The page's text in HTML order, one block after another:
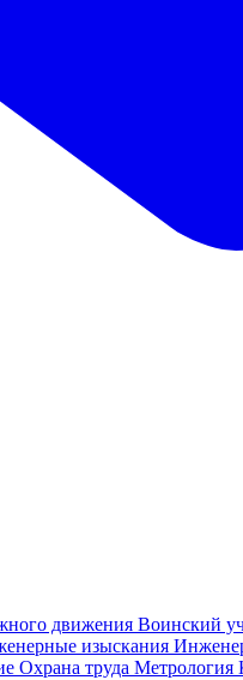
движения Воинский
изыскания
Охрана труда Метрология